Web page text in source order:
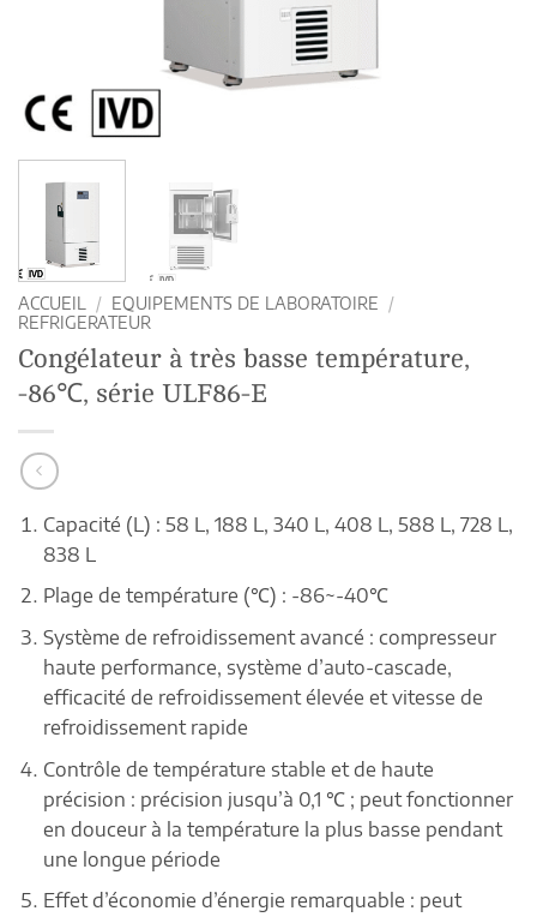
ACCUEIL / EQUIPEMENTS DE LABORATOIRE /
REFRIGERATEUR
Congélateur à très basse température,
-86℃, série ULF86-E
Capacité (L) : 58 L, 188 L, 340 L, 408 L, 588 L, 728 L,
838 L
Plage de température (℃) : -86~-40℃
Système de refroidissement avancé : compresseur
haute performance, système d’auto-cascade,
efficacité de refroidissement élevée et vitesse de
refroidissement rapide
Contrôle de température stable et de haute
précision : précision jusqu’à 0,1 ℃ ; peut fonctionner
en douceur à la température la plus basse pendant
une longue période
Effet d’économie d’énergie remarquable : peut